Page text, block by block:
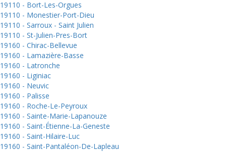
19110 - Bort-Les-Orgues
19110 - Monestier-Port-Dieu
19110 - Sarroux - Saint Julien
19110 - St-Julien-Pres-Bort
19160 - Chirac-Bellevue
19160 - Lamazière-Basse
19160 - Latronche
19160 - Liginiac
19160 - Neuvic
19160 - Palisse
19160 - Roche-Le-Peyroux
19160 - Sainte-Marie-Lapanouze
19160 - Saint-Étienne-La-Geneste
19160 - Saint-Hilaire-Luc
19160 - Saint-Pantaléon-De-Lapleau